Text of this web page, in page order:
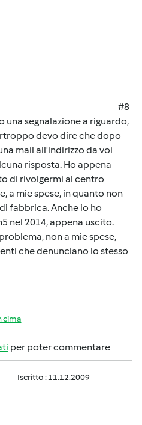
#8
una segnalazione a riguardo,
devo dire che dopo
mail all'indirizzo da voi
risposta. Ho appena
di rivolgermi al centro
a mie spese, in quanto non
fabbrica. Anche io ho
nel 2014, appena uscito.
non a mie spese,
che denunciano lo stesso
cima
per poter commentare
Iscritto : 11.12.2009